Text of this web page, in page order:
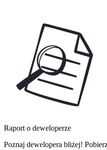
Raport o deweloperze
Poznaj dewelopera bliżej!